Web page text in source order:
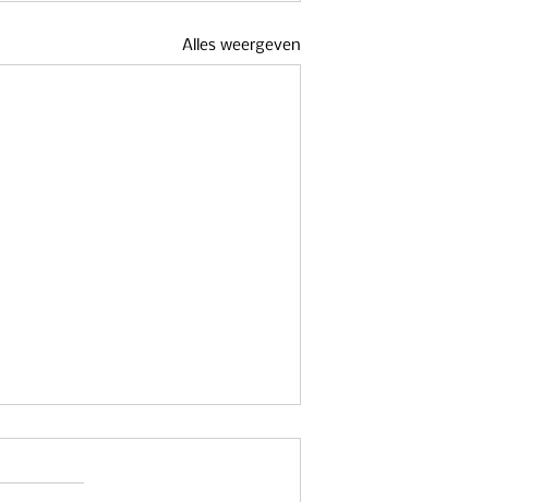
Alles weergeven